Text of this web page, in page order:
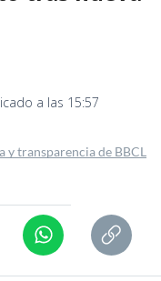
a las 15:57
y transparencia de BBCL